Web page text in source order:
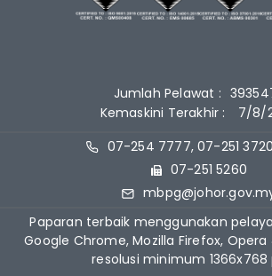
Jumlah Pelawat :
Kemaskini Terakhir :
7/8/
07-254 7777, 07-251
07-251 5260
Paparan terbaik menggunakan
Google Chrome, Mozilla Firefox,
resolusi minimum 1366x768